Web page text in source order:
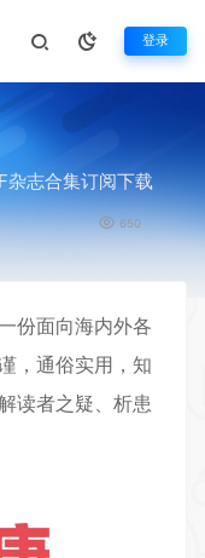
登录
杂志合集订阅下载
650
份面向海内外各
，通俗实用，知
读者之疑、析患